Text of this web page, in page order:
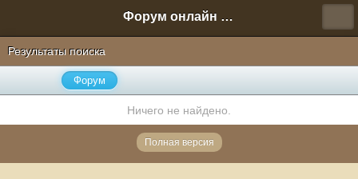
Форум онлайн игры "Новая Эра" (Нюра Биз)
Результаты поиска
Форум
Ничего не найдено.
Полная версия